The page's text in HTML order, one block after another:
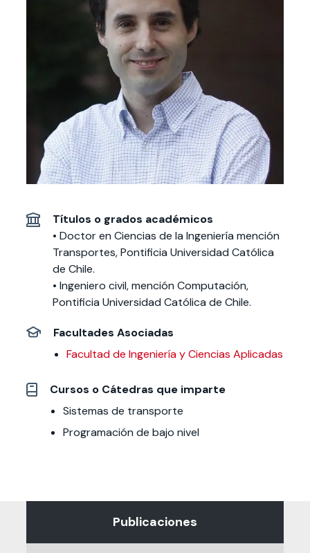
Especialidades y
interesar:
International
students
2025
vinculación con la
Extensión Cultural
Te puede interesar: Filantropía y Donaciones
intercambio
Servicios y apoyos
Explora el campus
Uandes
Noticias
estudiantiles
Títulos o grados académicos
• Doctor en Ciencias de la Ingeniería mención
Transportes, Pontificia Universidad Católica
de Chile.
• Ingeniero civil, mención Computación,
Pontificia Universidad Católica de Chile.
Facultades Asociadas
Facultad de Ingeniería y Ciencias Aplicadas
Cursos o Cátedras que imparte
Sistemas de transporte
Programación de bajo nivel
Publicaciones